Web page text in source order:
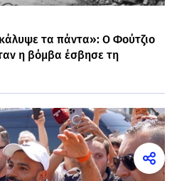
τα πάντα»: Ο Φούτζιο
η βόμβα έσβησε τη